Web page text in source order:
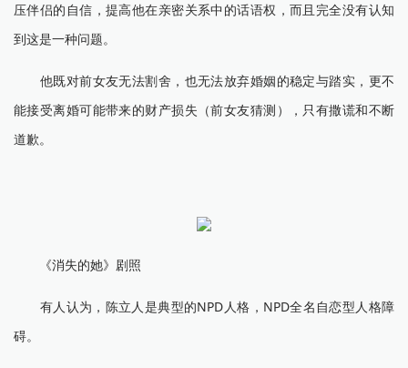
压伴侣的自信，提高他在亲密关系中的话语权，而且完全没有认知
到这是一种问题。
他既对前女友无法割舍，也无法放弃婚姻的稳定与踏实，更不
能接受离婚可能带来的财产损失（前女友猜测），只有撒谎和不断
道歉。
《消失的她》剧照
有人认为，陈立人是典型的NPD人格，NPD全名自恋型人格障
碍。